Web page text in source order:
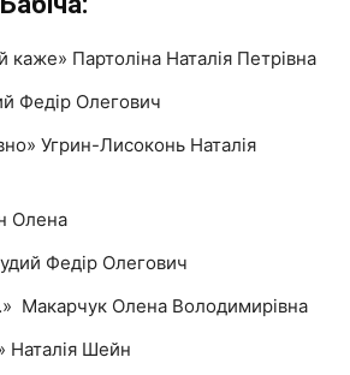
каже» Партоліна Наталія Петрівна
Федір Олегович
Угрин-Лисоконь Наталія
Олена
Федір Олегович
Макарчук Олена Володимирівна
Наталія Шейн